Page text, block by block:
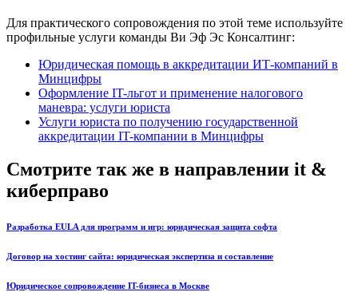
Для практического сопровождения по этой теме используйте
профильные услуги команды Ви Эф Эс Консалтинг:
Юридическая помощь в аккредитации ИТ-компаний в
Минцифры
Оформление IT-льгот и применение налогового
маневра: услуги юриста
Услуги юриста по получению государственной
аккредитации IT-компании в Минцифры
Смотрите так же в направлении it &
киберправо
Разработка EULA для программ и игр: юридическая защита софта
Договор на хостинг сайта: юридическая экспертиза и составление
Юридическое сопровождение IT-бизнеса в Москве